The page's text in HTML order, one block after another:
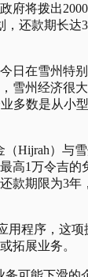
府将拨出
还款期长达
日在雪州特
雪州经济很
多数是从小
Hijrah）与
高1万令吉
款期限为3年
用程序，这项
拓展业务。